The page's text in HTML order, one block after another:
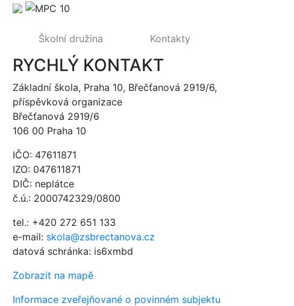
Školní družina Kontakty
RYCHLÝ KONTAKT
Základní škola, Praha 10, Břečťanová 2919/6,
příspěvková organizace
Břečťanová 2919/6
106 00 Praha 10
IČO: 47611871
IZO: 047611871
DIČ: neplátce
č.ú.: 2000742329/0800
tel.: +420 272 651 133
e-mail: skola@zsbrectanova.cz
datová schránka: is6xmbd
Zobrazit na mapě
Informace zveřejňované o povinném subjektu